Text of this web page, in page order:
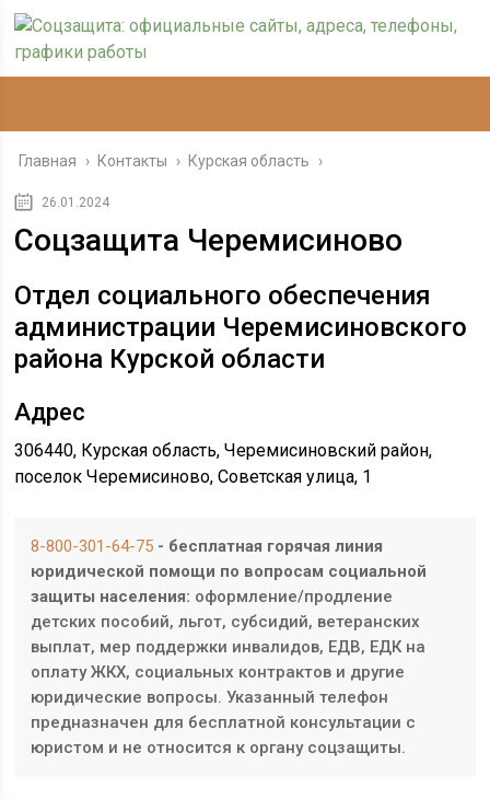
Главная › Контакты › Курская область ›
26.01.2024
Соцзащита Черемисиново
Отдел социального обеспечения
администрации Черемисиновского
района Курской области
Адрес
306440, Курская область, Черемисиновский район,
поселок Черемисиново, Советская улица, 1
8-800-301-64-75 - бесплатная горячая линия
юридической помощи по вопросам социальной
защиты населения: оформление/продление
детских пособий, льгот, субсидий, ветеранских
выплат, мер поддержки инвалидов, ЕДВ, ЕДК на
оплату ЖКХ, социальных контрактов и другие
юридические вопросы. Указанный телефон
предназначен для бесплатной консультации с
юристом и не относится к органу соцзащиты.